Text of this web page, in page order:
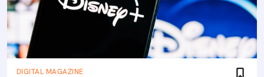
DIGITAL MAGAZINE